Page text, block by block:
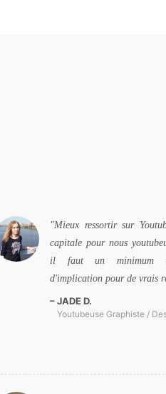
Mieux ressortir sur
capitale pour nous
il faut un minimum
d'implication pour de vrais
JADE D.
Youtubeuse Graphiste /